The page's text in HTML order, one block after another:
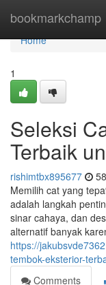
bookmarkchamp
Home
Home
1
Seleksi
Terbaik
rishimtbx895677
Memilih cat yang
adalah langkah
sinar cahaya, dan
alternatif banyak
https://
tembok-eksterior-
Comments